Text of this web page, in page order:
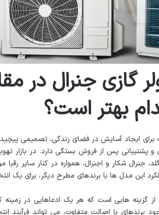
گازی جنرال در
بهتر است؟
برای ایجاد آسایش در فضای زندگی، تصمیمی
و پشتیبانی پس از فروش بستگی دارد. در بازار
جنرال شکار و اجنرال، همواره در کنار سایر
این مدل ها با برندهای مطرح دیگر، برای یک
از گزینه هایی است که هر یک ادعاهایی در زمینه
برندهای با اصالت متفاوت، می تواند فرآیند